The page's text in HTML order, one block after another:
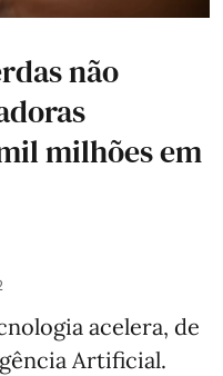
não
milhões em
acelera, de
Artificial.